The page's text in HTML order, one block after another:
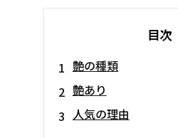
目次
艶の種類
艶あり
人気の理由